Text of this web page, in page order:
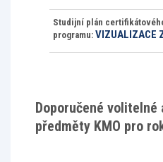
Studijní plán
programu: VIZUALIZACE
Doporučené
předměty KMO pro